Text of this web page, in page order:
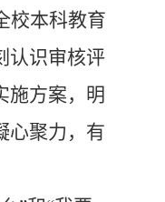
校本科教育
认识审核评
施方案，明
心聚力，有